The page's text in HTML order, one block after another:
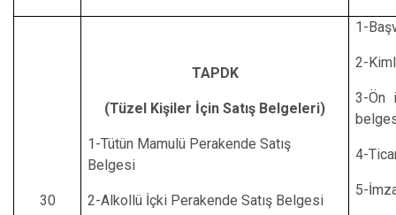
30
TAPDK
(Tüzel Kişiler İçin Satış Belgeleri)
1-Tütün Mamulü Perakende Satış
Belgesi
2-Alkollü İçki Perakende Satış Belgesi
1-
2-
3-Ön
4-
5-